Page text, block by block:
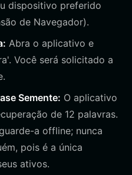
dispositivo preferido
de Navegador).
Abra o aplicativo e
Você será solicitado a
Semente: O aplicativo
de 12 palavras.
a offline; nunca
pois é a única
ativos.